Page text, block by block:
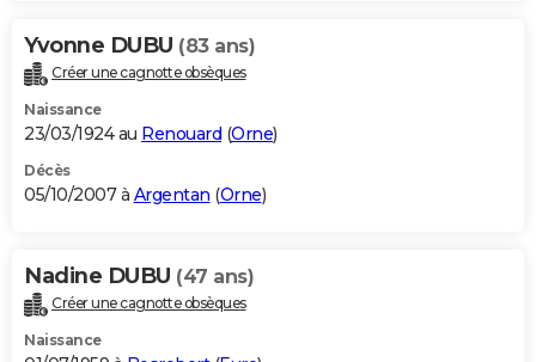
Yvonne DUBU (83 ans)
Créer une cagnotte obsèques
Naissance
23/03/1924 au Renouard (Orne)
Décès
05/10/2007 à Argentan (Orne)
Nadine DUBU (47 ans)
Créer une cagnotte obsèques
Naissance